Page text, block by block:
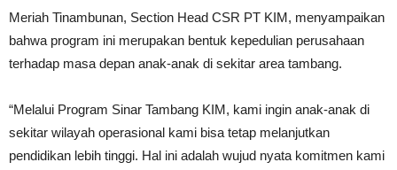
Meriah Tinambunan, Section Head CSR PT KIM, menyampaikan
bahwa program ini merupakan bentuk kepedulian perusahaan
terhadap masa depan anak-anak di sekitar area tambang.
“Melalui Program Sinar Tambang KIM, kami ingin anak-anak di
sekitar wilayah operasional kami bisa tetap melanjutkan
pendidikan lebih tinggi. Hal ini adalah wujud nyata komitmen kami